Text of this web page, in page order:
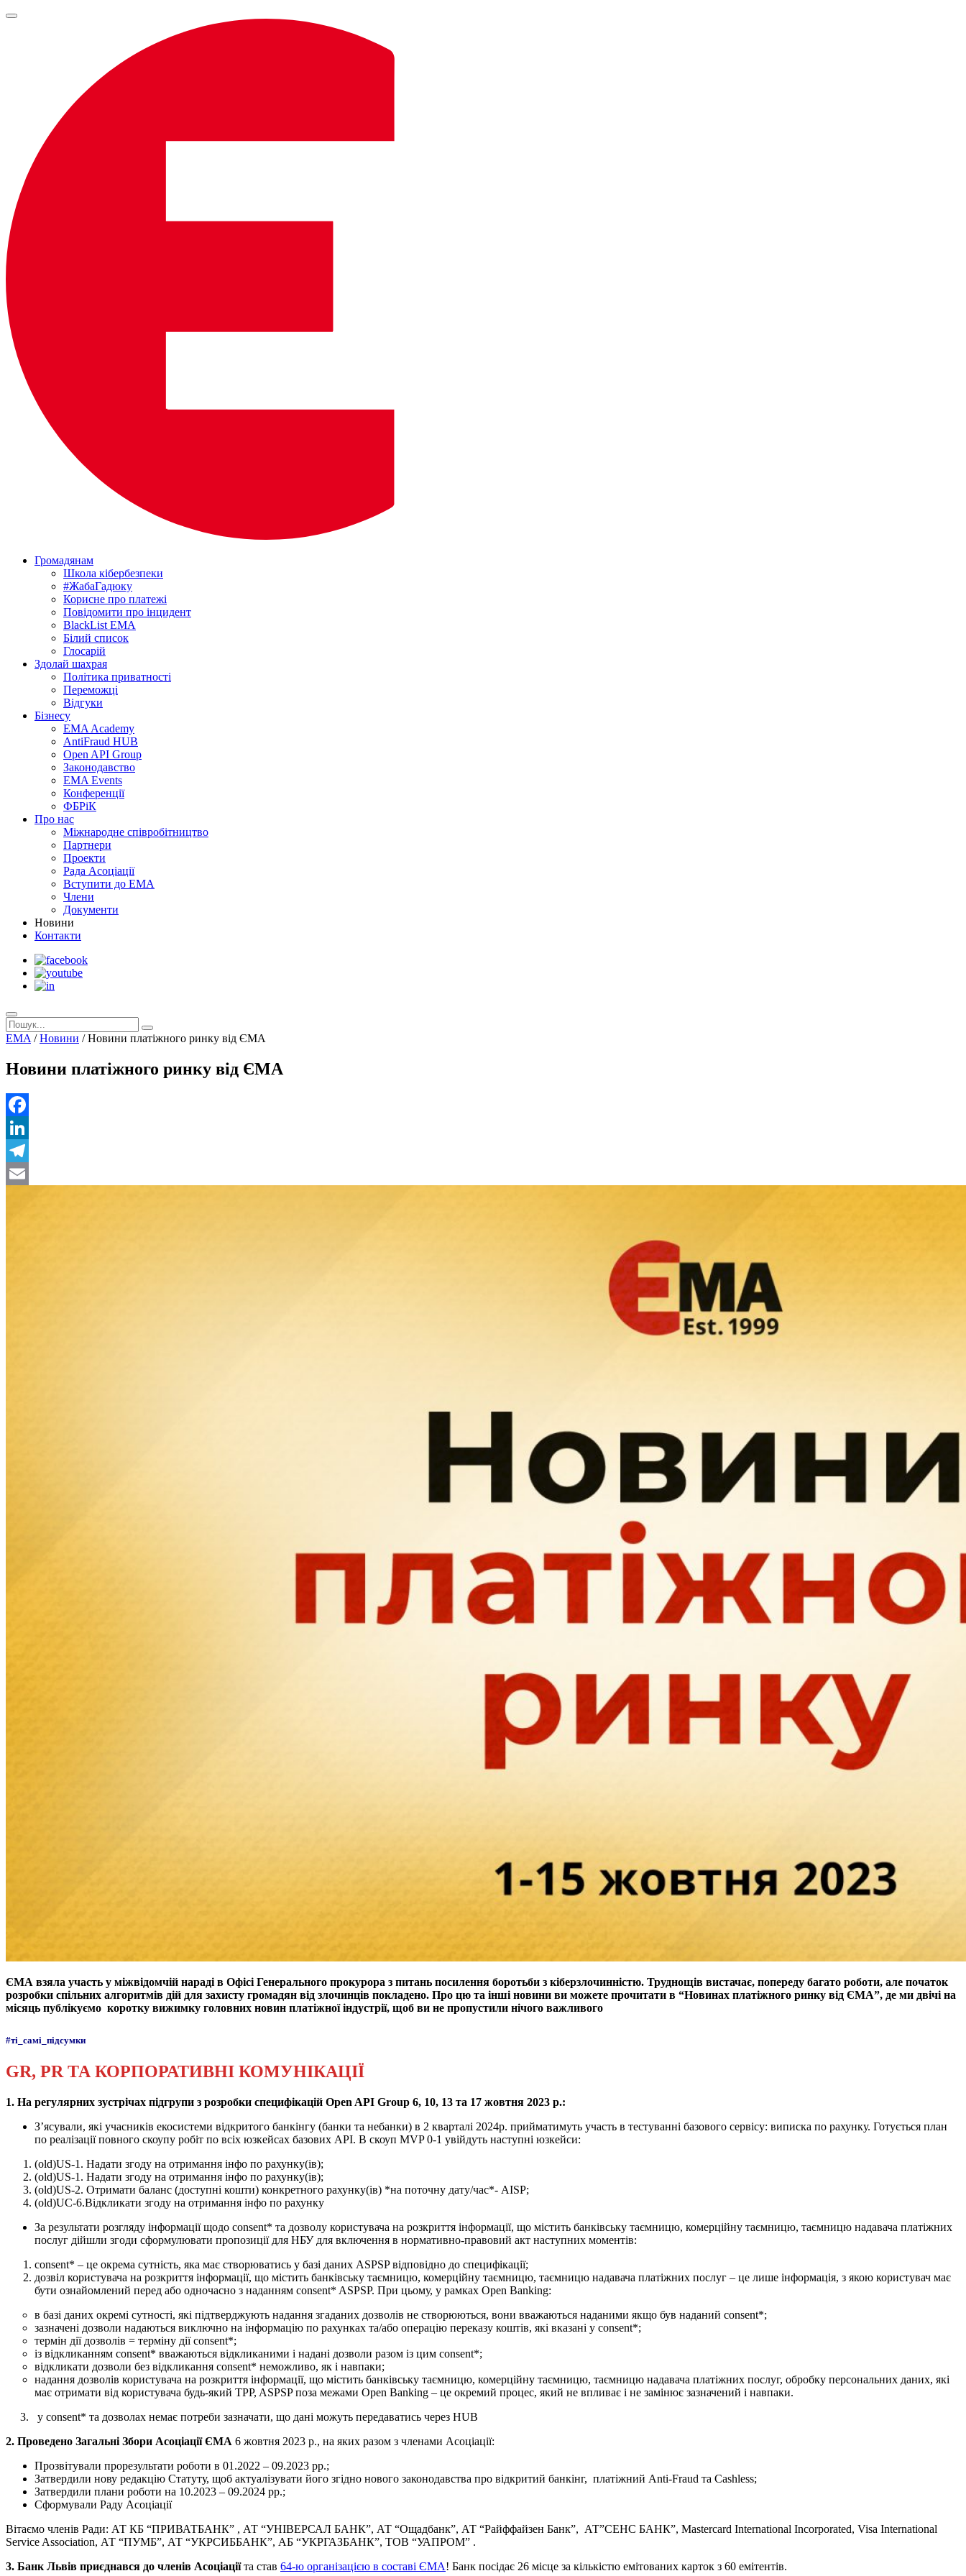
Громадянам
Школа кібербезпеки
#ЖабаГадюку
Корисне про платежі
Повідомити про інцидент
BlackList EMA
Білий список
Глосарій
Здолай шахрая
Політика приватності
Переможцi
Відгуки
Бізнесу
EMA Academy
AntiFraud HUB
Open API Group
Законодавство
EMA Events
Конференції
ФБРіК
Про нас
Міжнародне співробітництво
Партнери
Проекти
Рада Асоціації
Вступити до ЕМА
Члени
Документи
Новини
Контакти
EMA /Новини /Новини платіжного ринку від ЄМА
Новини платіжного ринку від ЄМА
Facebook
LinkedIn
Telegram
ЄМА взяла участь у міжвідомчій нараді в Офісі Генерального прокурора з питань посилення боротьби з кіберзлочинністю. Труднощів вистачає, попереду багато роботи, але початок
розробки спільних алгоритмів дій для захисту громадян від злочинців покладено. Про цю та інші новини ви можете прочитати в “Новинах платіжного ринку від ЄМА”, де ми двічі на
місяць публікуємо коротку вижимку головних новин платіжної індустрії, щоб ви не пропустили нічого важливого
#ті_самі_підсумки
GR, PR ТА КОРПОРАТИВНІ КОМУНІКАЦІЇ
1. На регулярних зустрічах підгрупи з розробки специфікацій Open API Group 6, 10, 13 та 17 жовтня 2023 р.:
Зʼясували, які учасників екосистеми відкритого банкінгу (банки та небанки) в 2 кварталі 2024р. прийматимуть участь в тестуванні базового сервісу: виписка по рахунку. Готується план
по реалізації повного скоупу робіт по всіх юзкейсах базових API. В скоуп MVP 0-1 увійдуть наступні юзкейси:
(old)US-1. Надати згоду на отримання інфо по рахунку(ів);
(old)US-1. Надати згоду на отримання інфо по рахунку(ів);
(old)US-2. Отримати баланс (доступні кошти) конкретного рахунку(ів) *на поточну дату/час*- AISP;
(old)UC-6.Відкликати згоду на отримання інфо по рахунку
За результати розгляду інформації щодо consent* та дозволу користувача на розкриття інформації, що містить банківську таємницю, комерційну таємницю, таємницю надавача платіжних
послуг дійшли згоди сформулювати пропозиції для НБУ для включення в нормативно-правовий акт наступних моментів:
consent* – це окрема сутність, яка має створюватись у базі даних ASPSP відповідно до специфікації;
дозвіл користувача на розкриття інформації, що містить банківську таємницю, комерційну таємницю, таємницю надавача платіжних послуг – це лише інформація, з якою користувач має
бути ознайомлений перед або одночасно з наданням consent* ASPSP. При цьому, у рамках Open Banking:
в базі даних окремі сутності, які підтверджують надання згаданих дозволів не створюються, вони вважаються наданими якщо був наданий consent*;
зазначені дозволи надаються виключно на інформацію по рахунках та/або операцію переказу коштів, які вказані у consent*;
термін дії дозволів = терміну дії consent*;
із відкликанням consent* вважаються відкликаними і надані дозволи разом із цим consent*;
відкликати дозволи без відкликання consent* неможливо, як і навпаки;
надання дозволів користувача на розкриття інформації, що містить банківську таємницю, комерційну таємницю, таємницю надавача платіжних послуг, обробку персональних даних, які
має отримати від користувача будь-який TPP, ASPSP поза межами Open Banking – це окремий процес, який не впливає і не замінює зазначений і навпаки.
3. у consent* та дозволах немає потреби зазначати, що дані можуть передаватись через HUB
2. Проведено Загальні Збори Асоціації ЄМА 6 жовтня 2023 р., на яких разом з членами Асоціації:
Прозвітували прорезультати роботи в 01.2022 – 09.2023 рр.;
Затвердили нову редакцію Статуту, щоб актуалізувати його згідно нового законодавства про відкритий банкінг, платіжний Anti-Fraud та Cashless;
Затвердили плани роботи на 10.2023 – 09.2024 рр.;
Сформували Раду Асоціації
Вітаємо членів Ради: АТ КБ “ПРИВАТБАНК” , АТ “УНІВЕРСАЛ БАНК”, АТ “Ощадбанк”, АТ “Райффайзен Банк”, АТ”СЕНС БАНК”, Mastercard International Incorporated, Visa International
Service Association, АТ “ПУМБ”, АТ “УКРСИББАНК”, АБ “УКРГАЗБАНК”, ТОВ “УАПРОМ” .
3. Банк Львів приєднався до членів Асоціаціїта став 64-ю організацією в составі ЄМА! Банк посідає 26 місце за кількістю емітованих карток з 60 емітентів.